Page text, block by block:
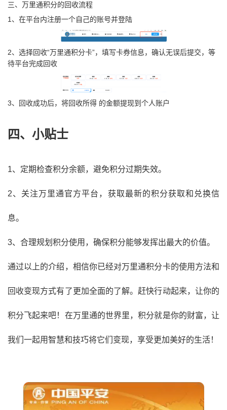
三、万里通积分的回收流程
1、在平台内注册一个自己的账号并登陆
2、选择回收“万里通积分卡”，填写卡券信息，确认无误后提交，等
待平台完成回收
3、回收成功后，将回收所得 的金额提现到个人账户
四、小贴士
1、定期检查积分余额，避免积分过期失效。
2、关注万里通官方平台，获取最新的积分获取和兑换信
息。
3、合理规划积分使用，确保积分能够发挥出最大的价值。
通过以上的介绍，相信你已经对万里通积分卡的使用方法和
回收变现方式有了更加全面的了解。赶快行动起来，让你的
积分飞起来吧！在万里通的世界里，积分就是你的财富，让
我们一起用智慧和技巧将它们变现，享受更加美好的生活！